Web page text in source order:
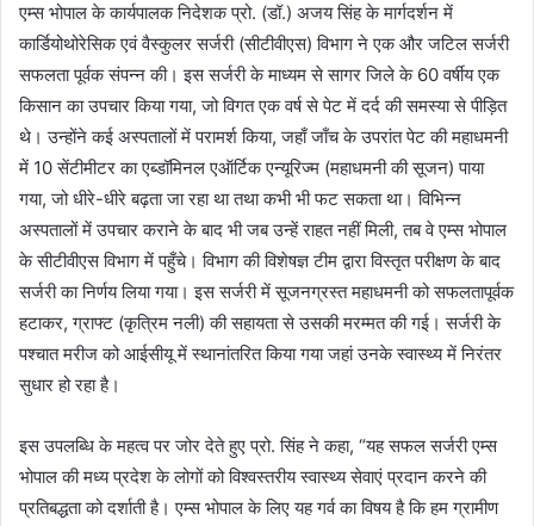
एम्स भोपाल के कार्यपालक निदेशक प्रो. (डॉ.) अजय सिंह के मार्गदर्शन में
कार्डियोथोरेसिक एवं वैस्कुलर सर्जरी (सीटीवीएस) विभाग ने एक और जटिल सर्जरी
सफलता पूर्वक संपन्न की। इस सर्जरी के माध्यम से सागर जिले के 60 वर्षीय एक
किसान का उपचार किया गया, जो विगत एक वर्ष से पेट में दर्द की समस्या से पीड़ित
थे। उन्होंने कई अस्पतालों में परामर्श किया, जहाँ जाँच के उपरांत पेट की महाधमनी
में 10 सेंटीमीटर का एब्डॉमिनल एऑर्टिक एन्यूरिज्म (महाधमनी की सूजन) पाया
गया, जो धीरे-धीरे बढ़ता जा रहा था तथा कभी भी फट सकता था। विभिन्न
अस्पतालों में उपचार कराने के बाद भी जब उन्हें राहत नहीं मिली, तब वे एम्स भोपाल
के सीटीवीएस विभाग में पहुँचे। विभाग की विशेषज्ञ टीम द्वारा विस्तृत परीक्षण के बाद
सर्जरी का निर्णय लिया गया। इस सर्जरी में सूजनग्रस्त महाधमनी को सफलतापूर्वक
हटाकर, ग्राफ्ट (कृत्रिम नली) की सहायता से उसकी मरम्मत की गई। सर्जरी के
पश्चात मरीज को आईसीयू में स्थानांतरित किया गया जहां उनके स्वास्थ्य में निरंतर
सुधार हो रहा है।
इस उपलब्धि के महत्व पर जोर देते हुए प्रो. सिंह ने कहा, “यह सफल सर्जरी एम्स
भोपाल की मध्य प्रदेश के लोगों को विश्वस्तरीय स्वास्थ्य सेवाएं प्रदान करने की
प्रतिबद्धता को दर्शाती है। एम्स भोपाल के लिए यह गर्व का विषय है कि हम ग्रामीण